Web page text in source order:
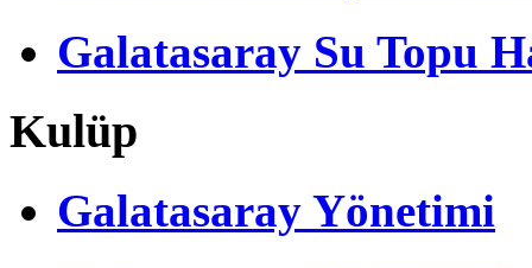
Galatasaray Su Topu
Kulüp
Galatasaray Yönetimi